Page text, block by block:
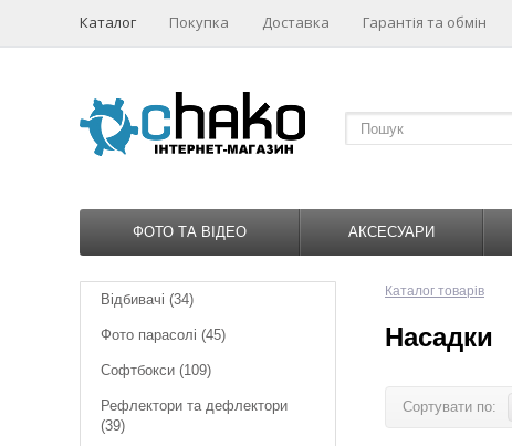
Каталог Покупка Доставка Гарантія та обмін
ФОТО ТА ВІДЕО АКСЕСУАРИ
Відбивачі (34)
Фото парасолі (45)
Софтбокси (109)
Рефлектори та дефлектори
(39)
Каталог товарів
Насадки
Сортувати по: